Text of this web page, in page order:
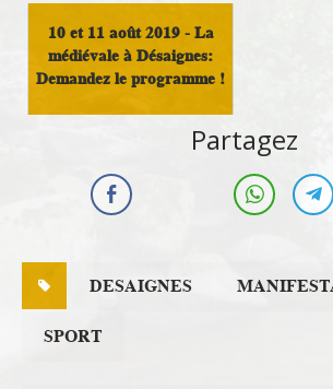
10 et 11 août 2019 - La
médiévale à Désaignes:
Demandez le programme !
Partagez
DESAIGNES
SPORT